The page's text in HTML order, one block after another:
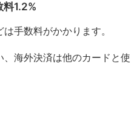
1.2%
手数料がかかります。
、海外決済は他のカードと使